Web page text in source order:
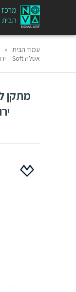
מרכז
עמוד הבית »
אסלה Soft – ירוק פטרול 361104